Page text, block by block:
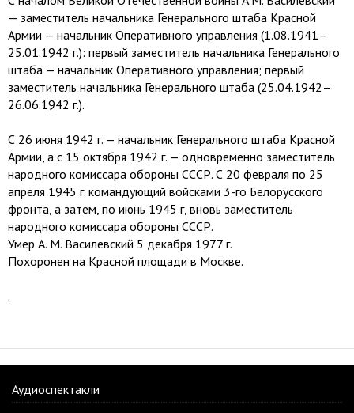
— заместитель начальника Генерального штаба Красной
Армии — начальник Оперативного управления (1.08.1941–
25.01.1942 г.): первый заместитель начальника Генерального
штаба — начальник Оперативного управления; первый
заместитель начальника Генерального штаба (25.04.1942–
26.06.1942 г.).
С 26 июня 1942 г. — начальник Генерального штаба Красной
Армии, а с 15 октября 1942 г. — одновременно заместитель
народного комиссара обороны СССР. С 20 февраля по 25
апреля 1945 г. командующий войсками 3-го Белорусского
фронта, а затем, по июнь 1945 г, вновь заместитель
народного комиссара обороны СССР.
Умер А. М. Василевский 5 декабря 1977 г.
Похоронен на Красной площади в Москве.
.
Аудиоспектакли